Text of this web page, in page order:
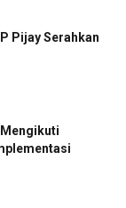
Pijay Serahkan